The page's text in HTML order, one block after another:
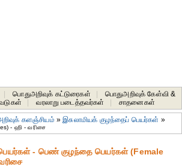
பொதுஅறிவுக் கட்டுரைகள்
பொதுஅறிவுக் கேள்வி &
வரலாறு படைத்தவர்கள் சாதனைகள்‎
களஞ்சியம் »இசுலாமியக் குழந்தைப் பெயர்கள் »
- ஹி - வரிசை
பெயர்கள் - பெண் குழந்தை பெயர்கள் (Female